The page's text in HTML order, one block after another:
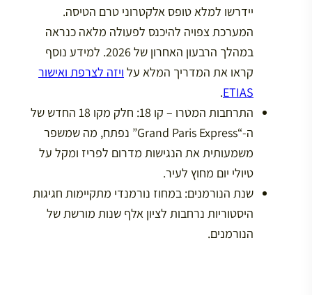
יידרשו למלא טופס אלקטרוני טרם הטיסה.
המערכת צפויה להיכנס לפעולה מלאה כנראה
במהלך הרבעון האחרון של 2026
. למידע נוסף
קראו את המדריך המלא על ויזה לצרפת ואישור
ETIAS
.
התרחבות המטרו – קו 18:
חלק מקו 18 החדש של
ה-“Grand Paris Express” נפתח, מה שמשפר
משמעותית את הנגישות מדרום לפריז ומקל על
טיולי יום מחוץ לעיר.
שנת הנורמנים: במחוז נורמנדי מתקיימות חגיגות
היסטוריות נרחבות לציון אלף שנות מורשת של
הנורמנים.